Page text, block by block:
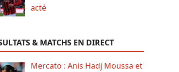
acté
& MATCHS EN DIRECT
Mercato : Anis Hadj Moussa et